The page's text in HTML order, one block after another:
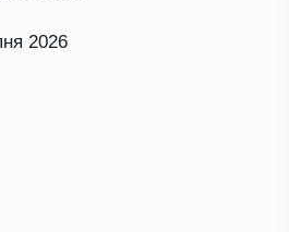
2026